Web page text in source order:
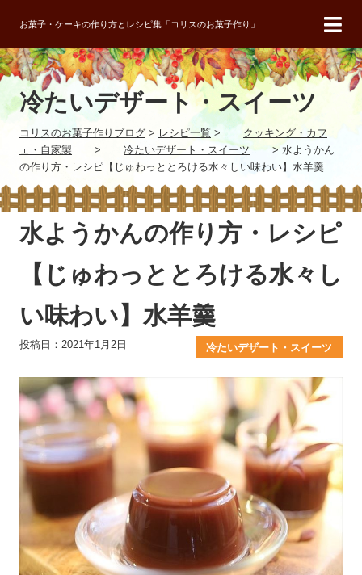
お菓子・ケーキの作り方とレシピ集「コリスのお菓子作り」
冷たいデザート・スイーツ
コリスのお菓子作りブログ > レシピ一覧 >
クッキング・カフ
ェ・自家製
> 冷たいデザート・スイーツ > 水ようかん
の作り方・レシピ【じゅわっととろける水々しい味わい】水羊羹
水ようかんの作り方・レシピ
【じゅわっととろける水々し
い味わい】水羊羹
投稿日：2021年1月2日 冷たいデザート・スイーツ